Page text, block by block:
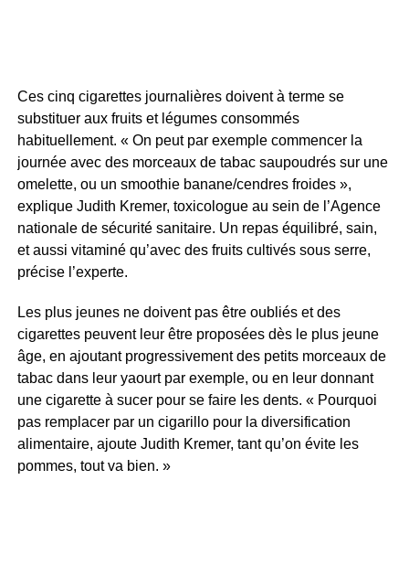
Ces cinq cigarettes journalières doivent à terme se
substituer aux fruits et légumes consommés
habituellement. « On peut par exemple commencer la
journée avec des morceaux de tabac saupoudrés sur une
omelette, ou un smoothie banane/cendres froides »,
explique Judith Kremer, toxicologue au sein de l’Agence
nationale de sécurité sanitaire. Un repas équilibré, sain,
et aussi vitaminé qu’avec des fruits cultivés sous serre,
précise l’experte.
Les plus jeunes ne doivent pas être oubliés et des
cigarettes peuvent leur être proposées dès le plus jeune
âge, en ajoutant progressivement des petits morceaux de
tabac dans leur yaourt par exemple, ou en leur donnant
une cigarette à sucer pour se faire les dents. « Pourquoi
pas remplacer par un cigarillo pour la diversification
alimentaire, ajoute Judith Kremer, tant qu’on évite les
pommes, tout va bien. »